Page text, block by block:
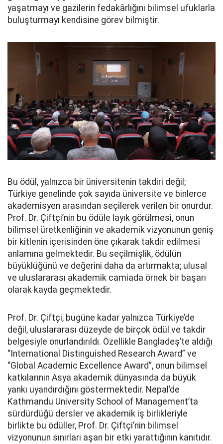
yaşatmayı ve gazilerin fedakârlığını bilimsel ufuklarla
buluşturmayı kendisine görev bilmiştir.
Bu ödül, yalnızca bir üniversitenin takdiri değil;
Türkiye genelinde çok sayıda üniversite ve binlerce
akademisyen arasından seçilerek verilen bir onurdur.
Prof. Dr. Çiftçi’nin bu ödüle layık görülmesi, onun
bilimsel üretkenliğinin ve akademik vizyonunun geniş
bir kitlenin içerisinden öne çıkarak takdir edilmesi
anlamına gelmektedir. Bu seçilmişlik, ödülün
büyüklüğünü ve değerini daha da artırmakta; ulusal
ve uluslararası akademik camiada örnek bir başarı
olarak kayda geçmektedir.
Prof. Dr. Çiftçi, bugüne kadar yalnızca Türkiye’de
değil, uluslararası düzeyde de birçok ödül ve takdir
belgesiyle onurlandırıldı. Özellikle Bangladeş’te aldığı
“International Distinguished Research Award” ve
“Global Academic Excellence Award”, onun bilimsel
katkılarının Asya akademik dünyasında da büyük
yankı uyandırdığını göstermektedir. Nepal’de
Kathmandu University School of Management’ta
sürdürdüğü dersler ve akademik iş birlikleriyle
birlikte bu ödüller, Prof. Dr. Çiftçi’nin bilimsel
vizyonunun sınırları aşan bir etki yarattığının kanıtıdır.